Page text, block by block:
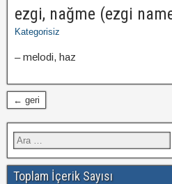
ezgi, nağme (ezgi
Kategorisiz
– melodi, haz
← geri
Toplam İçerik Sayısı